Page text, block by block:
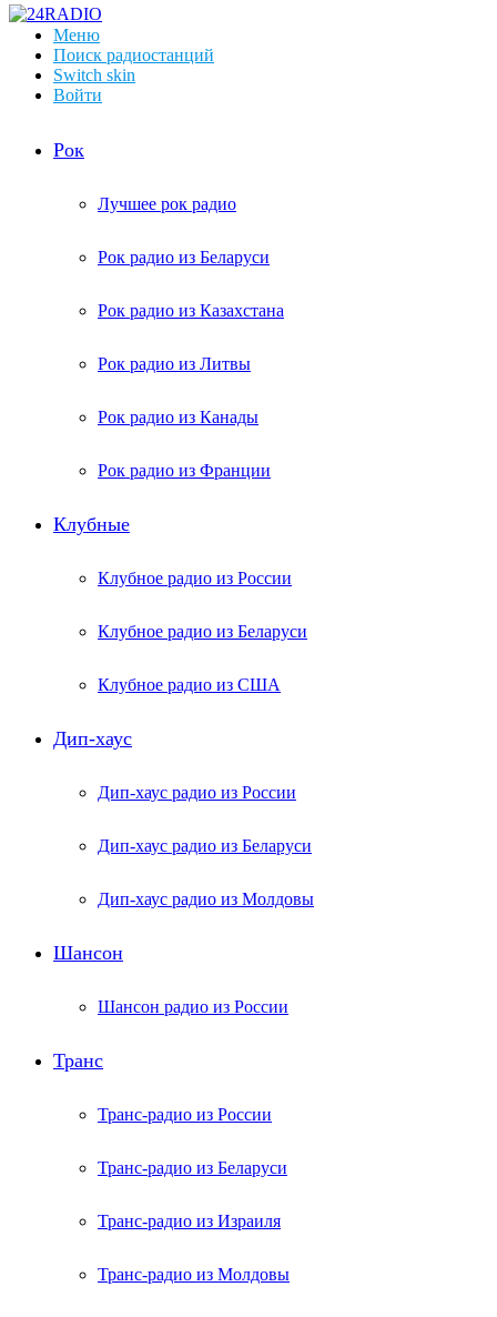
Меню
Поиск радиостанций
Switch skin
Войти
Рок
Лучшее рок радио
Рок радио из Беларуси
Рок радио из Казахстана
Рок радио из Литвы
Рок радио из Канады
Рок радио из Франции
Клубные
Клубное радио из России
Клубное радио из Беларуси
Клубное радио из США
Дип-хаус
Дип-хаус радио из России
Дип-хаус радио из Беларуси
Дип-хаус радио из Молдовы
Шансон
Шансон радио из России
Транс
Транс-радио из России
Транс-радио из Беларуси
Транс-радио из Израиля
Транс-радио из Молдовы